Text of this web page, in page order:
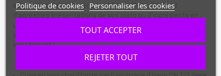
est idéal pour le self-service et les buffets. Réalisez
sur les couleurs et dresser un buffet chauffant encore plus
appétissant !
Politique de cookies Personnaliser les cookies
REJETER TOUT
TOUT ACCEPTER